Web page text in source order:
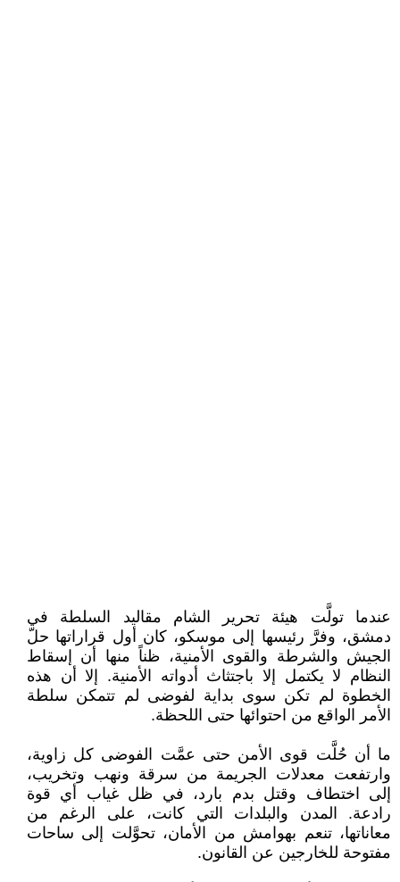
عندما تولَّت هيئة تحرير الشام مقاليد السلطة في
دمشق، وفرَّ رئيسها إلى موسكو، كان أول قراراتها حلّ
الجيش والشرطة والقوى الأمنية، ظناً منها أن إسقاط
النظام لا يكتمل إلا باجتثاث أدواته الأمنية. إلا أن هذه
الخطوة لم تكن سوى بداية لفوضى لم تتمكن سلطة
الأمر الواقع من احتوائها حتى اللحظة.
ما أن حُلَّت قوى الأمن حتى عمَّت الفوضى كل زاوية،
وارتفعت معدلات الجريمة من سرقة ونهب وتخريب،
إلى اختطاف وقتل بدم بارد، في ظل غياب أي قوة
رادعة. المدن والبلدات التي كانت، على الرغم من
معاناتها، تنعم بهوامش من الأمان، تحوَّلت إلى ساحات
مفتوحة للخارجين عن القانون.